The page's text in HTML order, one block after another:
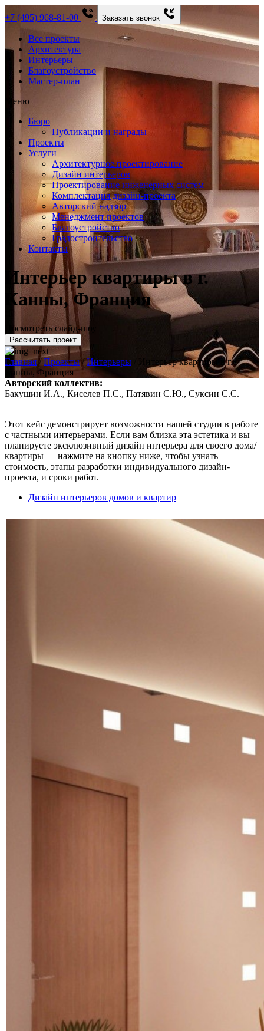
+7 (495) 968-81-00 Заказать звонок
Все проекты
Архитектура
Интерьеры
Благоустройство
Мастер-план
Меню
Бюро
Публикации и награды
Проекты
Услуги
Архитектурное проектирование
Дизайн интерьеров
Проектирование инженерных систем
Комплектация дизайн-проекта
Авторский надзор
Менеджмент проектов
Благоустройство
Градостроительство
Контакты
Интерьер квартиры в г.
Канны, Франция
Посмотреть слайд-шоу
Рассчитать проект
Главная /Проекты /Интерьеры
Интерьер квартиры в г.
Канны, Франция
Авторский коллектив:
Бакушин И.А., Киселев П.С., Патявин С.Ю., Суксин С.С.
Этот кейс демонстрирует возможности нашей студии в работе
с частными интерьерами. Если вам близка эта эстетика и вы
планируете эксклюзивный дизайн интерьера для своего дома/
квартиры — нажмите на кнопку ниже, чтобы узнать
стоимость, этапы разработки индивидуального дизайн-
проекта, и сроки работ.
Дизайн интерьеров домов и квартир